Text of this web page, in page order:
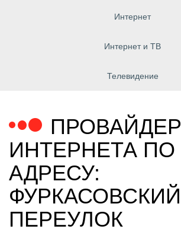
Интернет
Интернет и ТВ
Телевидение
ПРОВАЙДЕР
ИНТЕРНЕТА ПО
АДРЕСУ:
ФУРКАСОВСКИЙ
ПЕРЕУЛОК